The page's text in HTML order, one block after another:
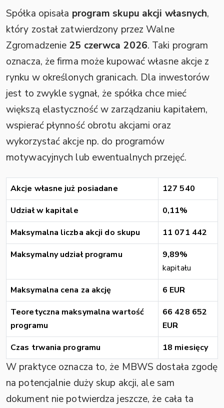
Spółka opisała program skupu akcji własnych,
który został zatwierdzony przez Walne
Zgromadzenie 25 czerwca 2026. Taki program
oznacza, że firma może kupować własne akcje z
rynku w określonych granicach. Dla inwestorów
jest to zwykle sygnał, że spółka chce mieć
większą elastyczność w zarządzaniu kapitałem,
wspierać płynność obrotu akcjami oraz
wykorzystać akcje np. do programów
motywacyjnych lub ewentualnych przejęć.
Akcje własne już posiadane
127 540
Udział w kapitale
0,11%
Maksymalna liczba akcji do skupu
11 071 442
Maksymalny udział programu
9,89%
kapitału
Maksymalna cena za akcję
6 EUR
Teoretyczna maksymalna wartość
programu
66 428 652
EUR
Czas trwania programu
18 miesięcy
W praktyce oznacza to, że MBWS dostała zgodę
na potencjalnie duży skup akcji, ale sam
dokument nie potwierdza jeszcze, że cała ta